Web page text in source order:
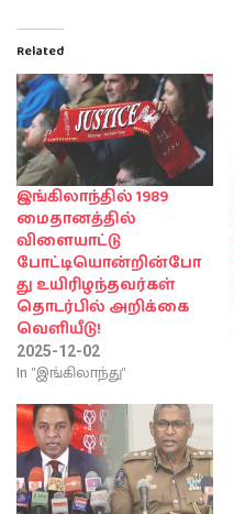
Related
இங்கிலாந்தில் 1989
மைதானத்தில்
விளையாட்டு
போட்டியொன்றின்போ
து உயிரிழந்தவர்கள்
தொடர்பில் அறிக்கை
வெளியீடு!
2025-12-02
In "இங்கிலாந்து"